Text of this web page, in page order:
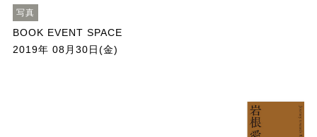
写真
BOOK EVENT SPACE
2019年 08月30日(金)